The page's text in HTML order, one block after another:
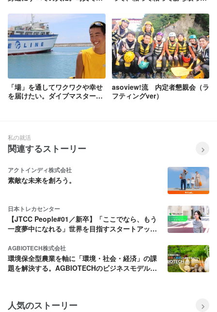
ンターの1年。
「場」を通してワクワクや幸せ
を届けたい。ダイブマスターの
asoview!流 内定者懇親会（ラ
フティングver）
私の就活
関連するストーリー
アクトインディ株式会社
素敵な未来を創ろう。
日本トレカセンター
【JTCC People#01／新卒】「ここでなら、もう
一度夢中になれる」世界を目指すスタートアップ
AGBIOTECH株式会社
環境保全型農業を軸に「環境・社会・経済」の課
題を解決する。AGBIOTECHのビジネスモデルと
人気のストーリー